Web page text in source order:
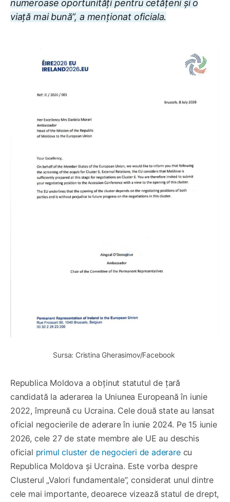
numeroase oportunități pentru cetățeni și o
viață mai bună”, a menționat oficiala.
Sursa: Cristina Gherasimov/Facebook
Republica Moldova a obținut statutul de țară
candidată la aderarea la Uniunea Europeană în iunie
2022, împreună cu Ucraina. Cele două state au lansat
oficial negocierile de aderare în iunie 2024. Pe 15 iunie
2026, cele 27 de state membre ale UE au deschis
oficial primul cluster de negocieri de aderare cu
Republica Moldova și Ucraina. Este vorba despre
Clusterul „Valori fundamentale”, considerat unul dintre
cele mai importante, deoarece vizează statul de drept,